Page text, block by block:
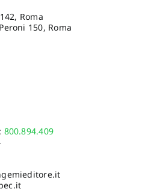
Roma
150, Roma
800.894.409